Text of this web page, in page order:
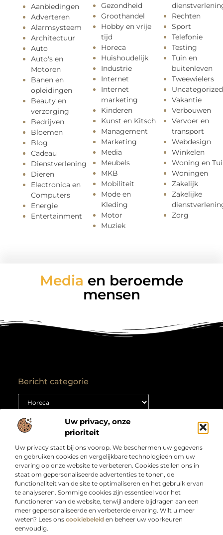
Uw privacy, onze
prioriteit
Uw privacy staat bij ons voorop. We beschermen uw gegevens
en gebruiken cookies en vergelijkbare technologieën om uw
ervaring op onze website te verbeteren. Cookies stellen ons in
staat om gepersonaliseerde advertenties te tonen, de
functionaliteit van de site te optimaliseren en het gebruik ervan
te analyseren. Sommige cookies zijn essentieel voor het
functioneren van de website, terwijl andere bijdragen aan een
meer gepersonaliseerde en verbeterde ervaring. Wilt u meer
weten? Lees ons cookiebeleid en beheer uw voorkeuren
eenvoudig.
Aanbiedingen
Adverteren
Alarmsysteem
Architectuur
Auto
Auto's en
Motoren
Banen en
opleidingen
Beauty en
verzorging
Bedrijven
Bloemen
Blog
Cadeau
Dienstverlening
Dieren
Electronica en
Computers
Energie
Entertainment
Gezondheid
Groothandel
Hobby en vrije
tijd
Horeca
Huishoudelijk
Industrie
Internet
Internet
marketing
Kinderen
Kunst en Kitsch
Management
Marketing
Media
Meubels
MKB
Mobiliteit
Mode en
Kleding
Motor
Muziek
Rechten
Sport
Telefonie
Testing
Tuin en
buitenleven
Tweewielers
Uncategorized
Vakantie
Verbouwen
Vervoer en
transport
Webdesign
Winkelen
Woning en
Woningen
Zakelijk
Zakelijke
Zorg
Media en beroemde
mensen
Over
Bedrijf
“Jouw bron voor slimme inzichten en creatieve
inspiratie”
Laat je verrassen door artikelen boordevol kennis,
praktische tips en ideeën die je blik verruimen. Welkom
bij Webdesigndirect.nl – waar inhoud en innovatie
samenkomen om jou vooruit te helpen.
Onze informatie
Bericht categorie